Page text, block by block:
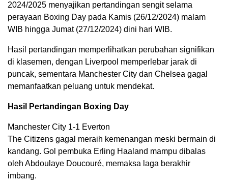
2024/2025 menyajikan pertandingan sengit selama
perayaan Boxing Day pada Kamis (26/12/2024) malam
WIB hingga Jumat (27/12/2024) dini hari WIB.
Hasil pertandingan memperlihatkan perubahan signifikan
di klasemen, dengan Liverpool memperlebar jarak di
puncak, sementara Manchester City dan Chelsea gagal
memanfaatkan peluang untuk mendekat.
Hasil Pertandingan Boxing Day
Manchester City 1-1 Everton
The Citizens gagal meraih kemenangan meski bermain di
kandang. Gol pembuka Erling Haaland mampu dibalas
oleh Abdoulaye Doucouré, memaksa laga berakhir
imbang.